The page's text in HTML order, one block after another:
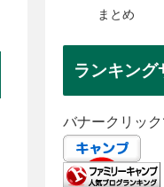
まとめ
ランキング
バナークリック